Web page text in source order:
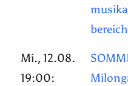
Mi., 12.08.
19:00: